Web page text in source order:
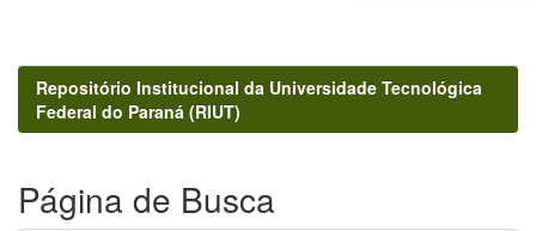
Repositório Institucional da Universidade Tecnológica
Federal do Paraná (RIUT)
Página de Busca